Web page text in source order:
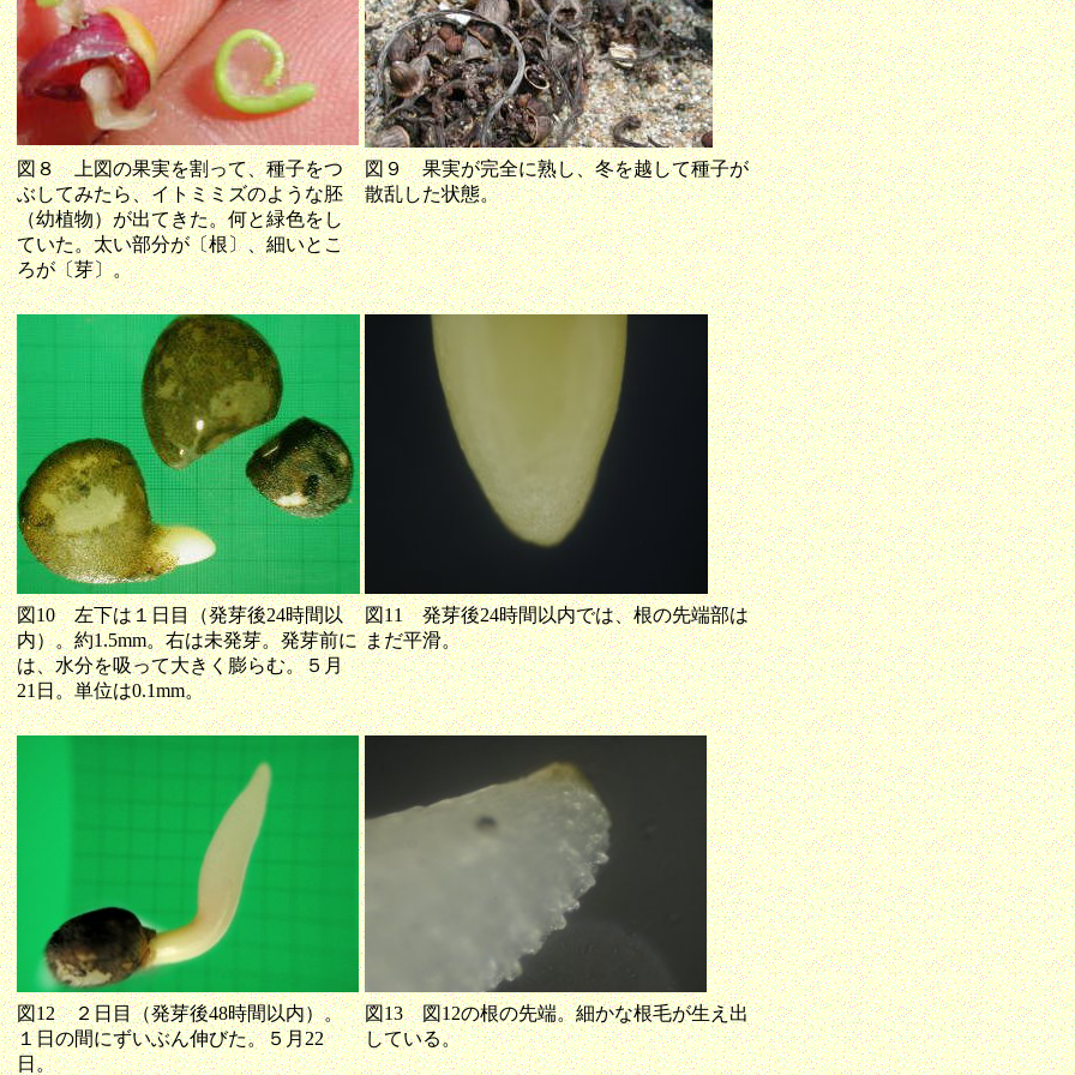
図８上図の果実を割って、種子をつ
ぶしてみたら、イトミミズのような胚
（幼植物）が出てきた。何と緑色をし
ていた。太い部分が〔根〕、細いとこ
ろが〔芽〕。
図９ 果実が完全に熟し、冬を越して種子が
散乱した状態。
図10 左下は１日目（発芽後24時間以
内）。約1.5mm。右は未発芽。発芽前に
は、水分を吸って大きく膨らむ。５月
21日。単位は0.1mm。
図11 発芽後24時間以内では、根の先端部は
まだ平滑。
図12 ２日目（発芽後48時間以内）。
１日の間にずいぶん伸びた。５月22
日。
図13 図12の根の先端。細かな根毛が生え出
している。